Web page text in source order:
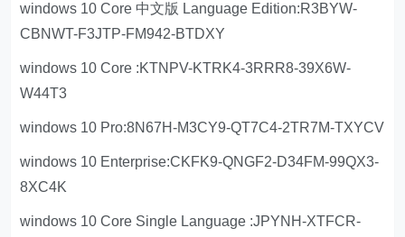
windows 10 Core 中文版 Language Edition:R3BYW-
CBNWT-F3JTP-FM942-BTDXY
windows 10 Core :KTNPV-KTRK4-3RRR8-39X6W-
W44T3
windows 10 Pro:8N67H-M3CY9-QT7C4-2TR7M-TXYCV
windows 10 Enterprise:CKFK9-QNGF2-D34FM-99QX3-
8XC4K
windows 10 Core Single Language :JPYNH-XTFCR-